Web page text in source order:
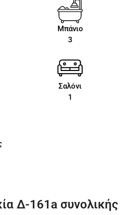
Μπάνιο
3
Σαλόνι
1
Δ-161a συνολικής